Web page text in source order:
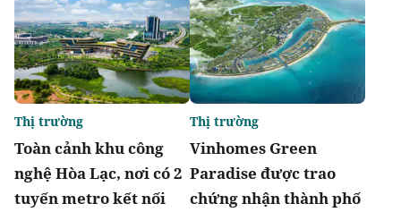
Toàn cảnh khu công
nghệ Hòa Lạc, nơi có 2
tuyến metro kết nối
Thị trường
Vinhomes Green
Paradise được trao
chứng nhận thành phố
Thị trường